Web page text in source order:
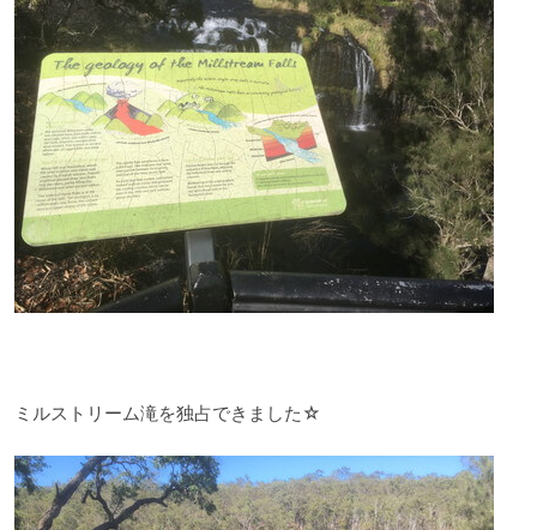
ミルストリーム滝を独占できました☆